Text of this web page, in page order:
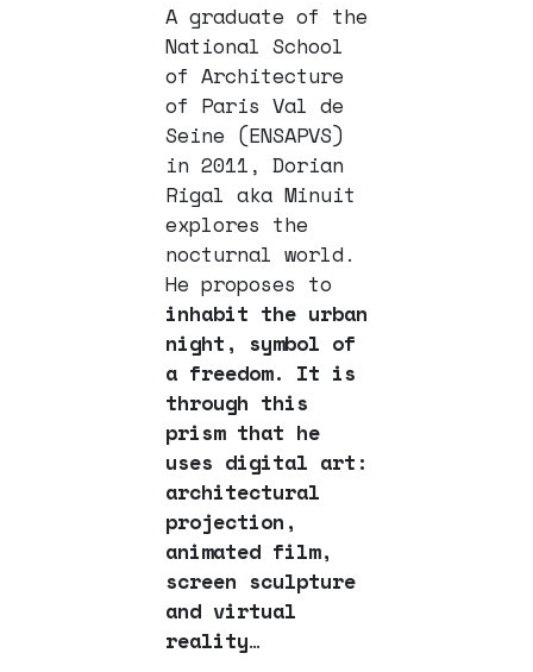
A graduate of the
National School
of Architecture
of Paris Val de
Seine (ENSAPVS)
in 2011, Dorian
Rigal aka Minuit
explores the
nocturnal world.
He proposes to
inhabit the urban
night, symbol of
a freedom. It is
through this
prism that he
uses digital art:
architectural
projection,
animated film,
screen sculpture
and virtual
reality…